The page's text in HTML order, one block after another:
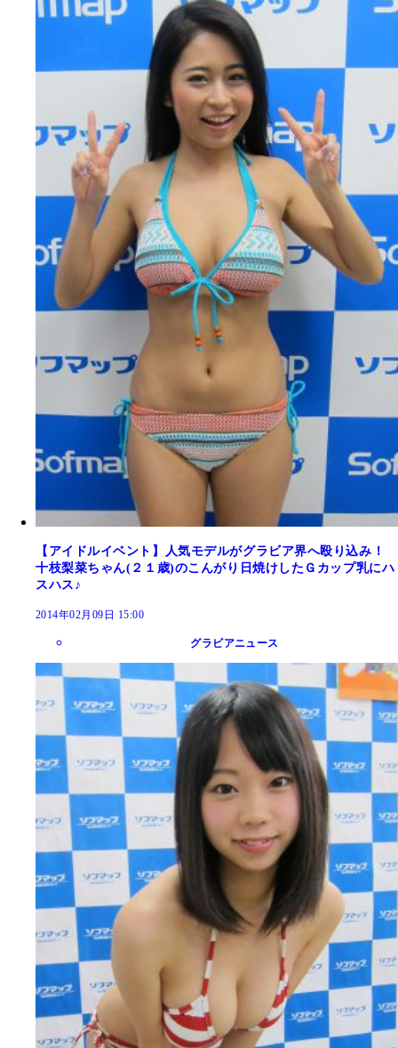
【アイドルイベント】人気モデルがグラビア界へ殴り込み！
十枝梨菜ちゃん(２１歳)のこんがり日焼けしたＧカップ乳にハ
スハス♪
2014年02月09日 15:00
グラビアニュース